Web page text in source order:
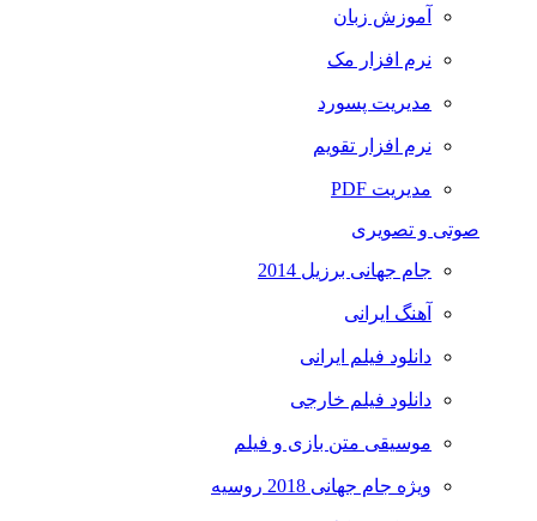
آموزش زبان
نرم افزار مک
مدیریت پسورد
نرم افزار تقویم
مدیریت PDF
صوتی و تصویری
جام جهانی برزیل 2014
آهنگ ایرانی
دانلود فیلم ایرانی
دانلود فیلم خارجی
موسیقی متن بازی و فیلم
ویژه جام جهانی 2018 روسیه